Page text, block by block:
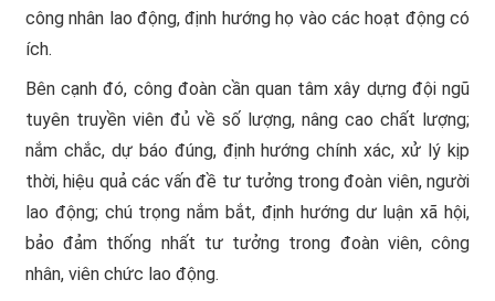
công nhân lao động, định hướng họ vào các hoạt động có
ích.
Bên cạnh đó, công đoàn cần quan tâm xây dựng đội ngũ
tuyên truyền viên đủ về số lượng, nâng cao chất lượng;
nắm chắc, dự báo đúng, định hướng chính xác, xử lý kịp
thời, hiệu quả các vấn đề tư tưởng trong đoàn viên, người
lao động; chú trọng nắm bắt, định hướng dư luận xã hội,
bảo đảm thống nhất tư tưởng trong đoàn viên, công
nhân, viên chức lao động.